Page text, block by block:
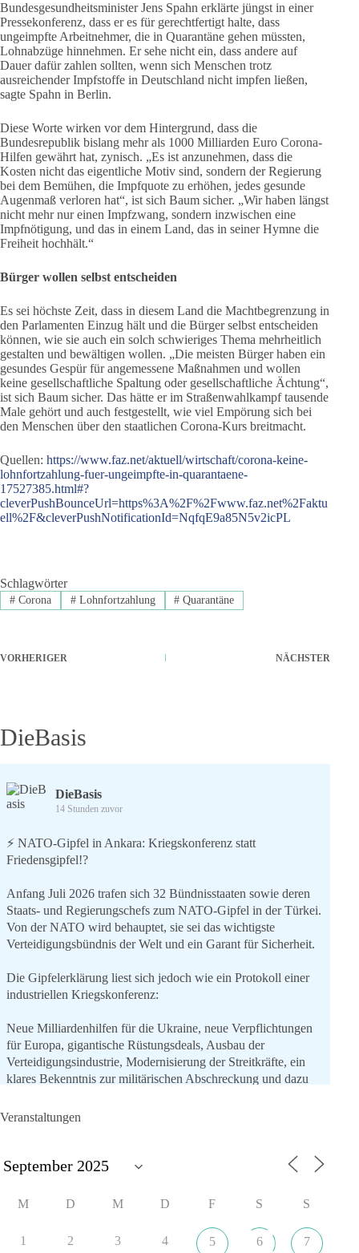
Bundesgesundheitsminister Jens Spahn erklärte jüngst in einer
Pressekonferenz, dass er es für gerechtfertigt halte, dass
ungeimpfte Arbeitnehmer, die in Quarantäne gehen müssten,
Lohnabzüge hinnehmen. Er sehe nicht ein, dass andere auf
Dauer dafür zahlen sollten, wenn sich Menschen trotz
ausreichender Impfstoffe in Deutschland nicht impfen ließen,
sagte Spahn in Berlin.
Diese Worte wirken vor dem Hintergrund, dass die
Bundesrepublik bislang mehr als 1000 Milliarden Euro Corona-
Hilfen gewährt hat, zynisch. „Es ist anzunehmen, dass die
Kosten nicht das eigentliche Motiv sind, sondern der Regierung
bei dem Bemühen, die Impfquote zu erhöhen, jedes gesunde
Augenmaß verloren hat“, ist sich Baum sicher. „Wir haben längst
nicht mehr nur einen Impfzwang, sondern inzwischen eine
Impfnötigung, und das in einem Land, das in seiner Hymne die
Freiheit hochhält.“
Bürger wollen selbst entscheiden
Es sei höchste Zeit, dass in diesem Land die Machtbegrenzung in
den Parlamenten Einzug hält und die Bürger selbst entscheiden
können, wie sie auch ein solch schwieriges Thema mehrheitlich
gestalten und bewältigen wollen. „Die meisten Bürger haben ein
gesundes Gespür für angemessene Maßnahmen und wollen
keine gesellschaftliche Spaltung oder gesellschaftliche Ächtung“,
ist sich Baum sicher. Das hätte er im Straßenwahlkampf tausende
Male gehört und auch festgestellt, wie viel Empörung sich bei
den Menschen über den staatlichen Corona-Kurs breitmacht.
Quellen: https://www.faz.net/aktuell/wirtschaft/corona-keine-
lohnfortzahlung-fuer-ungeimpfte-in-quarantaene-
17527385.html#?
cleverPushBounceUrl=https%3A%2F%2Fwww.faz.net%2Faktu
ell%2F&cleverPushNotificationId=NqfqE9a85N5v2icPL
Schlagwörter
#Corona #Lohnfortzahlung # Quarantäne
VORHERIGER NÄCHSTER
DieBasis
DieBasis
14 Stunden zuvor
⚡️ NATO-Gipfel in Ankara: Kriegskonferenz statt
Friedensgipfel!?
Anfang Juli 2026 trafen sich 32 Bündnisstaaten sowie deren
Staats- und Regierungschefs zum NATO-Gipfel in der Türkei.
Von der NATO wird behauptet, sie sei das wichtigste
Verteidigungsbündnis der Welt und ein Garant für Sicherheit.
Die Gipfelerklärung liest sich jedoch wie ein Protokoll einer
industriellen Kriegskonferenz:
Neue Milliardenhilfen für die Ukraine, neue Verpflichtungen
für Europa, gigantische Rüstungsdeals, Ausbau der
Verteidigungsindustrie, Modernisierung der Streitkräfte, ein
klares Bekenntnis zur militärischen Abschreckung und dazu
aus der NATO. Ein Gipfel, der mehr nach Rüstungsdeal als
nach Friedenspolitik klingt, wird niemals Sicherheit schaffen,
Veranstaltungen
M D M D F S S
1 2 3 4 5 6 7